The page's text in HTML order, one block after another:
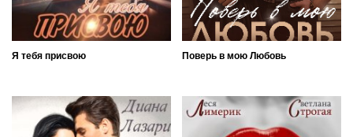
Я тебя присвою Поверь в мою Любовь